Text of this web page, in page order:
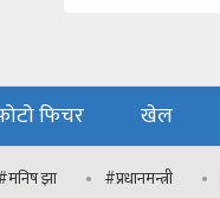
फिचर खेल
झा #प्रधानमन्त्री